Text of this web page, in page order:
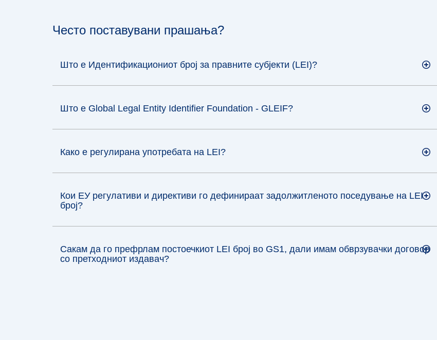
Често поставувани прашања?
Што е Идентификациониот број за правните субјекти (LEI)?
Што е Global Legal Entity Identifier Foundation - GLEIF?
Како е регулирана употребата на LEI?
Кои ЕУ регулативи и директиви го дефинираат задолжитленото поседување на LEI
број?
Сакам да го префрлам постоечкиот LEI број во GS1, дали имам обврзувачки договор
со претходниот издавач?